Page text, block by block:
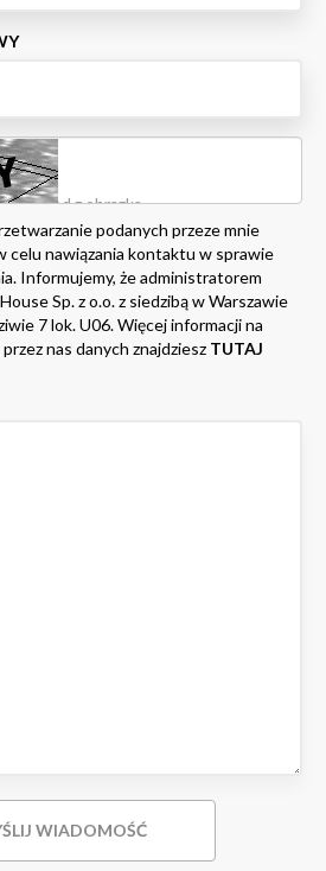
podanych przeze mnie
celu nawiązania kontaktu w sprawie
Informujemy, że administratorem
Sp. z o.o. z siedzibą w Warszawie
7 lok. U06. Więcej informacji na
nas danych znajdziesz TUTAJ